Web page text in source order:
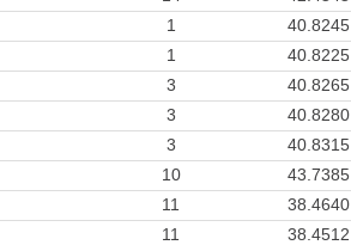
0.34 MLPS
GNGI
0.32 STC
0.32 CSLA
0.32 GEA
1 40.8245
1 40.8225
3 40.8265
3 40.8280
3 40.8315
10 43.7385
11 38.4640
11 38.4512